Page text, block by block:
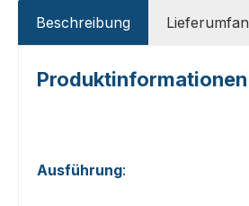
Beschreibung
Ausführung: